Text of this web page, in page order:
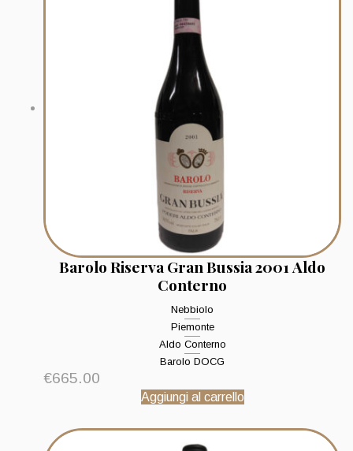
Barolo Riserva Gran Bussia 2001 Aldo
Conterno
Nebbiolo
Piemonte
Aldo Conterno
Barolo DOCG
€665.00
Aggiungi al carrello